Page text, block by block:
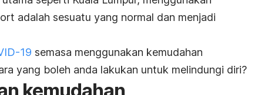
adalah sesuatu yang normal dan menjadi
19 semasa menggunakan kemudahan
yang boleh anda lakukan untuk melindungi diri?